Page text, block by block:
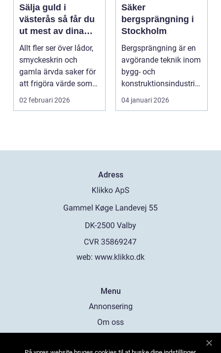
Sälja guld i
västerås så får du
ut mest av dina
smycken och mynt
Allt fler ser över lådor,
smyckeskrin och
gamla ärvda saker för
att frigöra värde som
bara ligger he...
02 februari 2026
Säker
bergsprängning i
Stockholm
Bergsprängning är en
avgörande teknik inom
bygg- och
konstruktionsindustrin.
Den anv&...
04 januari 2026
Adress
web: www.klikko.dk
Menu
Annonsering
Om oss